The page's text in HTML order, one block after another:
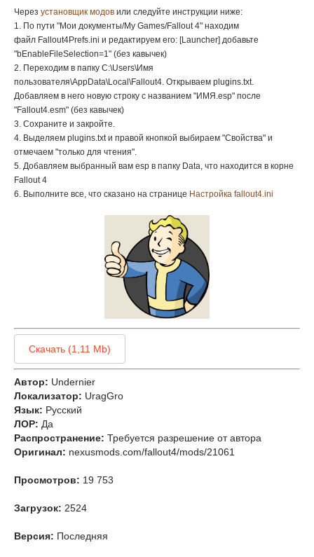
Через установщик модов или следуйте инструкции ниже:
1. По пути "Мои документы/My Games/Fallout 4" находим
файл Fallout4Prefs.ini и редактируем его: [Launcher] добавьте
"bEnableFileSelection=1" (без кавычек)
2. Переходим в папку C:\Users\Имя
пользователя\AppData\Local\Fallout4. Открываем plugins.txt.
Добавляем в него новую строку с названием "ИМЯ.esp" после
"Fallout4.esm" (без кавычек)
3. Сохраните и закройте.
4. Выделяем plugins.txt и правой кнопкой выбираем "Свойства" и
отмечаем "только для чтения".
5. Добавляем выбранный вам esp в папку Data, что находится в корне
Fallout 4
6. Выполните все, что сказано на странице Настройка fallout4.ini
Скачать (1,11 Mb)
Автор: Undernier
Локализатор: UragGro
Язык: Русский
ЛОР: Да
Распространение: Требуется разрешение от автора
Оригинал: nexusmods.com/fallout4/mods/21061
Просмотров: 19 753
Загрузок: 2524
Версия: Последняя